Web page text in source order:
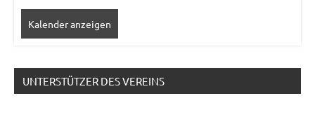
Kalender anzeigen
UNTERSTÜTZER DES VEREINS